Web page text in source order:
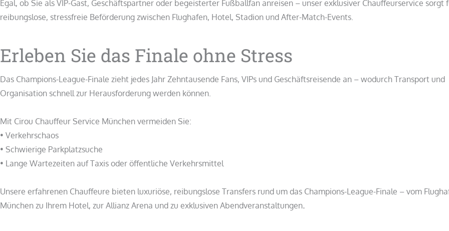
Egal, ob Sie als VIP-Gast, Geschäftspartner oder begeisterter Fußballfan anreisen – unser exklusiver Chauffeurservice sorgt
reibungslose, stressfreie Beförderung zwischen Flughafen, Hotel, Stadion und After-Match-Events.
Erleben Sie das Finale ohne Stress
Das Champions-League-Finale zieht jedes Jahr Zehntausende Fans, VIPs und Geschäftsreisende an – wodurch Transport und
Organisation schnell zur Herausforderung werden können.
Mit Cirou Chauffeur Service München vermeiden Sie:
• Verkehrschaos
• Schwierige Parkplatzsuche
• Lange Wartezeiten auf Taxis oder öffentliche Verkehrsmittel
Unsere erfahrenen Chauffeure bieten luxuriöse, reibungslose Transfers rund um das Champions-League-Finale – vom
München zu Ihrem Hotel, zur Allianz Arena und zu exklusiven Abendveranstaltungen.